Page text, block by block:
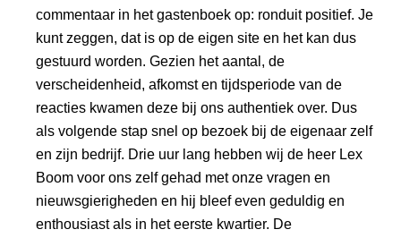
commentaar in het gastenboek op: ronduit positief. Je
kunt zeggen, dat is op de eigen site en het kan dus
gestuurd worden. Gezien het aantal, de
verscheidenheid, afkomst en tijdsperiode van de
reacties kwamen deze bij ons authentiek over. Dus
als volgende stap snel op bezoek bij de eigenaar zelf
en zijn bedrijf. Drie uur lang hebben wij de heer Lex
Boom voor ons zelf gehad met onze vragen en
nieuwsgierigheden en hij bleef even geduldig en
enthousiast als in het eerste kwartier. De